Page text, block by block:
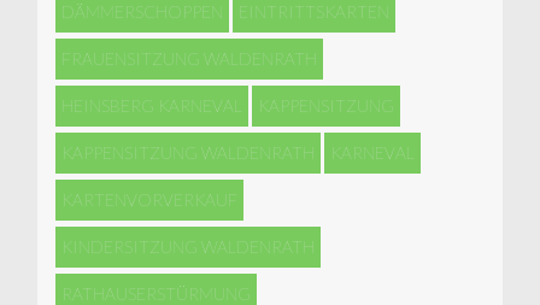
DÄMMERSCHOPPEN EINTRITTSKARTEN
FRAUENSITZUNG WALDENRATH
HEINSBERG KARNEVAL KAPPENSITZUNG
KAPPENSITZUNG WALDENRATH KARNEVAL
KARTENVORVERKAUF
KINDERSITZUNG WALDENRATH
RATHAUSERSTÜRMUNG